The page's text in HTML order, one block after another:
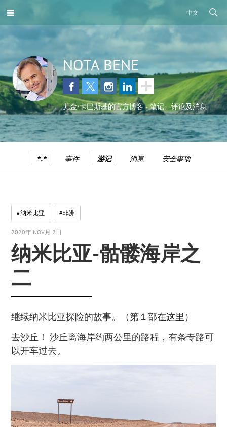
中文
NOTA BENE
尤金•卡巴斯基的官方博客 - 笔记、评论及消息
*.* 事件 游记 消息 安全事项
#纳米比亚 #非洲
2020年 NOV月 2日
纳米比亚-骷髅海岸之
二
继续纳米比亚探险的故事。（第１部在这里 ）
去沙丘！ 沙丘离海岸约两公里的路程，有条专路可
以开车过去。